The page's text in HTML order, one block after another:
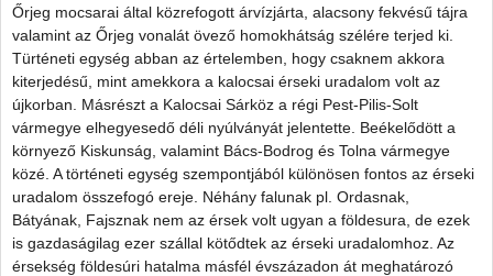
Őrjeg mocsarai által közrefogott árvízjárta, alacsony fekvésű tájra
valamint az Őrjeg vonalát övező homokhátság szélére terjed ki.
Türténeti egység abban az értelemben, hogy csaknem akkora
kiterjedésű, mint amekkora a kalocsai érseki uradalom volt az
újkorban. Másrészt a Kalocsai Sárköz a régi Pest-Pilis-Solt
vármegye elhegyesedő déli nyúlványát jelentette. Beékelődött a
környező Kiskunság, valamint Bács-Bodrog és Tolna vármegye
közé. A történeti egység szempontjából különösen fontos az érseki
uradalom összefogó ereje. Néhány falunak pl. Ordasnak,
Bátyának, Fajsznak nem az érsek volt ugyan a földesura, de ezek
is gazdaságilag ezer szállal kötődtek az érseki uradalomhoz. Az
érsekség földesúri hatalma másfél évszázadon át meghatározó